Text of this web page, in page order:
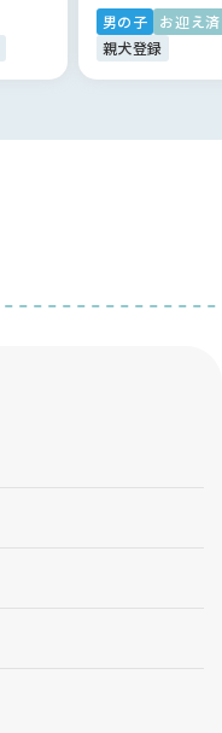
男の子
お迎え済
親犬登録